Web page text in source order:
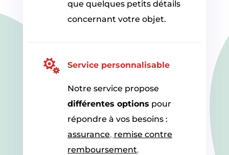
que quelques petits détails
concernant votre objet.
 Service personnalisable
Notre service propose
différentes options pour
répondre à vos besoins :
assurance, remise contre
remboursement,